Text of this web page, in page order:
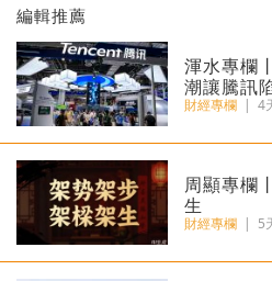
編輯推薦
渾水專欄
潮讓騰訊
財經專欄 | 4
周顯專欄
生
財經專欄 | 5